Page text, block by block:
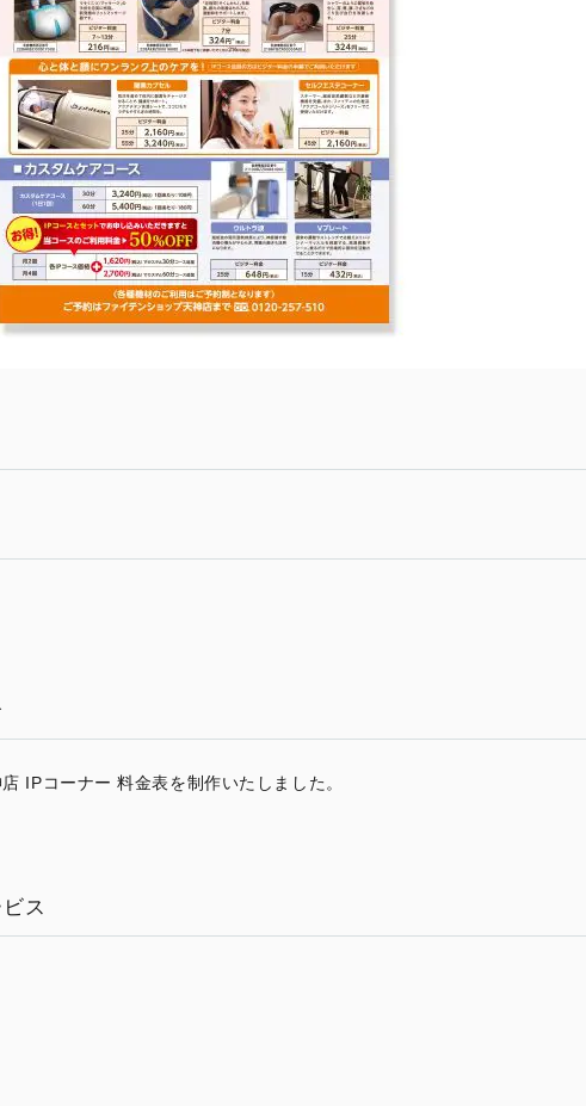
IPコーナー 料金表を制作いたしました。
ス